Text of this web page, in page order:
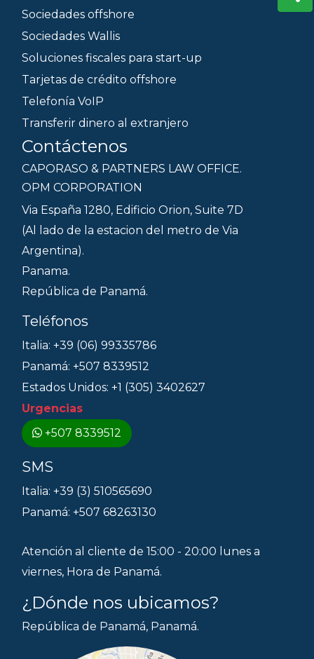
Sociedades offshore
Sociedades Wallis
Soluciones fiscales para start-up
Tarjetas de crédito offshore
Telefonía VoIP
Transferir dinero al extranjero
Contáctenos
CAPORASO & PARTNERS LAW OFFICE.
OPM CORPORATION
Via España 1280, Edificio Orion, Suite 7D
(Al lado de la estacion del metro de Via
Argentina).
Panama.
República de Panamá.
Teléfonos
Italia: +39 (06) 99335786
Panamá: +507 8339512
Estados Unidos: +1 (305) 3402627
Urgencias
+507 8339512
SMS
Italia: +39 (3) 510565690
Panamá: +507 68263130
Atención al cliente de 15:00 - 20:00 lunes a
viernes, Hora de Panamá.
¿Dónde nos ubicamos?
República de Panamá, Panamá.